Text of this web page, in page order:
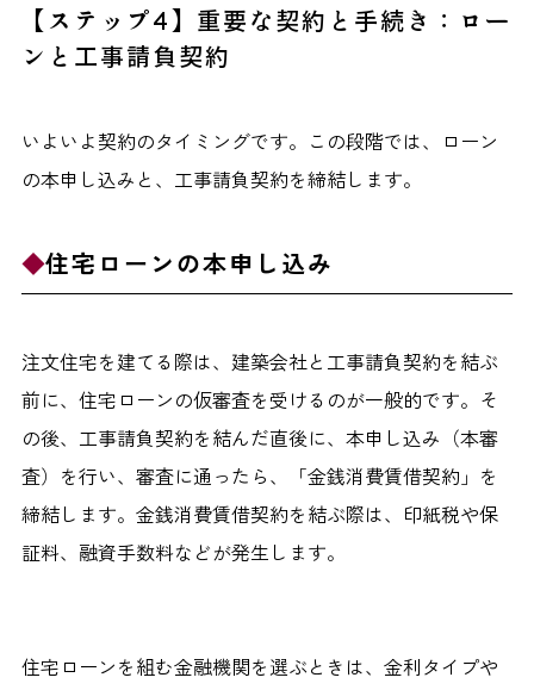
【ステップ4】重要な契約と手続き：ロー
ンと工事請負契約
いよいよ契約のタイミングです。この段階では、ローン
の本申し込みと、工事請負契約を締結します。
住宅ローンの本申し込み
注文住宅を建てる際は、建築会社と工事請負契約を結ぶ
前に、住宅ローンの仮審査を受けるのが一般的です。そ
の後、工事請負契約を結んだ直後に、本申し込み（本審
査）を行い、審査に通ったら、「金銭消費賃借契約」を
締結します。金銭消費賃借契約を結ぶ際は、印紙税や保
証料、融資手数料などが発生します。
住宅ローンを組む金融機関を選ぶときは、金利タイプや